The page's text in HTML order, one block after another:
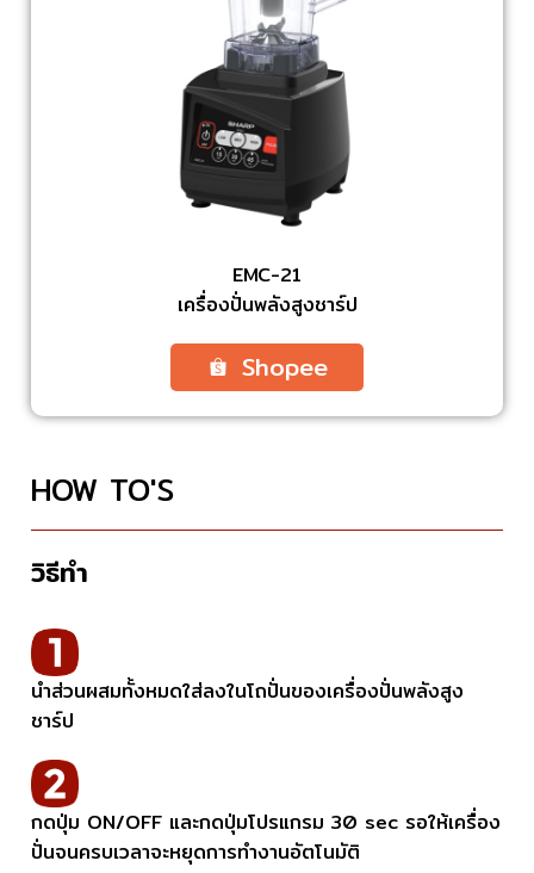
EMC-21
เครื่องปั่นพลังสูงชาร์ป
Shopee
HOW TO'S
วิธีทำ
นำส่วนผสมทั้งหมดใส่ลงในโถปั่นของเครื่องปั่นพลังสูง
ชาร์ป
กดปุ่ม ON/OFF และกดปุ่มโปรแกรม 30 sec รอให้เครื่อง
ปั่นจนครบเวลาจะหยุดการทำงานอัตโนมัติ